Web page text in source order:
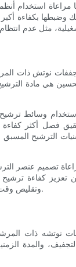
استخدام
وضبطها بكفاءة
نوتش ذات
هي مادة
وسائط
فصل أكثر كفاءة
الترشيح
تصميم عنصر
كفاءة
وتقليص وقت التوقف لتنظيف المرشح، وتحسين الأداء العام لمجففات نوتشه المُحركة.
نوتشه ذات
والمدة